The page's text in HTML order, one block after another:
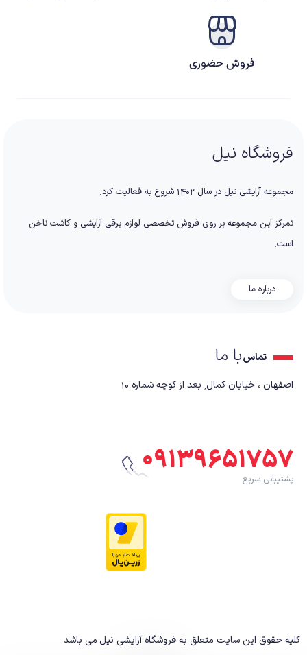
فروش حضوری
فروشگاه نیل
مجموعه آرایشی نیل در سال ۱۴۰۲ شروع به فعالیت کرد.
تمرکز این مجموعه بر روی فروش تخصصی لوازم برقی آرایشی و کاشت ناخن
است.
درباره ما
تماسبا ما
اصفهان ، خیابان کمال٬ بعد از کوچه شماره ۱۰
۰۹۱۳۹۶۵۱۷۵۷
پشتیبانی سریع
کلیه حقوق این سایت متعلق به فروشگاه آرایشی نیلمی باشد